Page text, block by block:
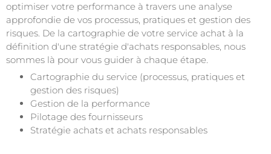
optimiser votre performance à travers une analyse
approfondie de vos processus, pratiques et gestion des
risques. De la cartographie de votre service achat à la
définition d'une stratégie d'achats responsables, nous
sommes là pour vous guider à chaque étape.
Cartographie du service (processus, pratiques et
gestion des risques)
Gestion de la performance
Pilotage des fournisseurs
Stratégie achats et achats responsables